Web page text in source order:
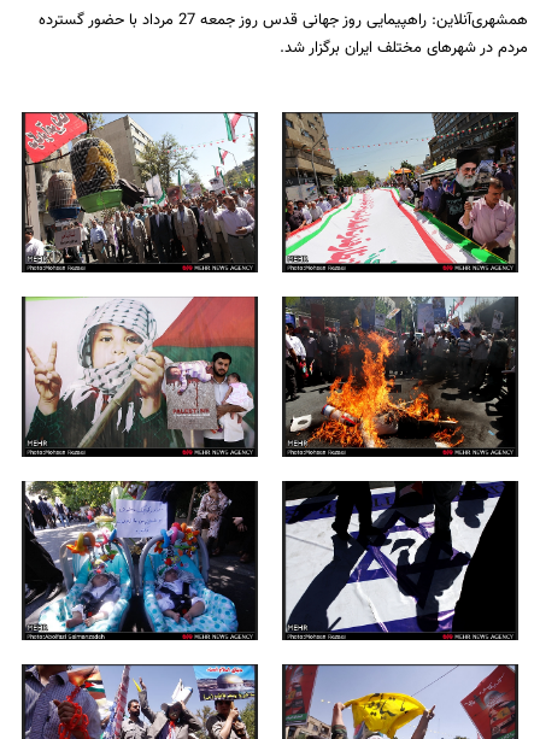
همشهری‌آنلاین: راهپیمایی روز جهانی قدس روز جمعه 27 مرداد با حضور گسترده
مردم در شهرهای مختلف ایران برگزار شد.